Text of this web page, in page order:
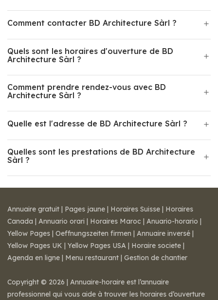
Comment contacter BD Architecture Sàrl ?
Quels sont les horaires d'ouverture de BD
Architecture Sàrl ?
Comment prendre rendez-vous avec BD
Architecture Sàrl ?
Quelle est l'adresse de BD Architecture Sàrl ?
Quelles sont les prestations de BD Architecture
Sàrl ?
Annuaire gratuit | Pages jaune | Horaires Suisse | Horaires
Canada | Annuario orari | Horaires Maroc | Anuario-horario |
Yellow Pages | Oeffnungszeiten firmen | Annuaire inversé |
Yellow Pages UK | Yellow Pages USA | Horaire societe |
Agenda en ligne | Menu restaurant | Gestion de chantier
Copyright © 2026 | Annuaire-horaire est l’annuaire
professionnel qui vous aide à trouver les horaires d’ouverture